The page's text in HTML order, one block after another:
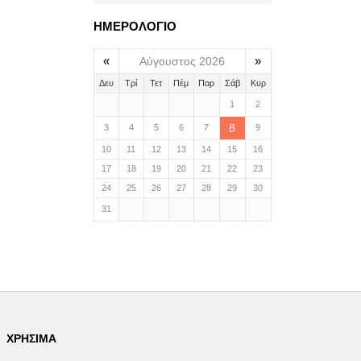
ΗΜΕΡΟΛΟΓΙΟ
« Αύγουστος 2026 »
Δευ Τρί Τετ Πέμ Παρ Σάβ Κυρ
1 2
3 4 5 6 7 8 9
10 11 12 13 14 15
16
17
18 19 20 21 22
23
24
25 26 27 28 29 30
31
ΧΡΉΣΙΜΑ